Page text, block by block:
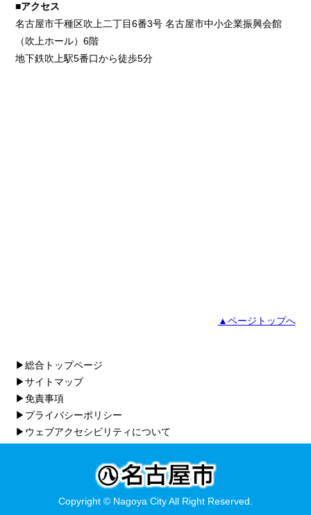
■アクセス
名古屋市千種区吹上二丁目6番3号 名古屋市中小企業振興会館
（吹上ホール）6階
地下鉄吹上駅5番口から徒歩5分
▲ページトップへ
▶総合トップページ
▶サイトマップ
▶免責事項
▶プライバシーポリシー
▶ウェブアクセシビリティについて
Copyright © Nagoya City All Right Reserved.